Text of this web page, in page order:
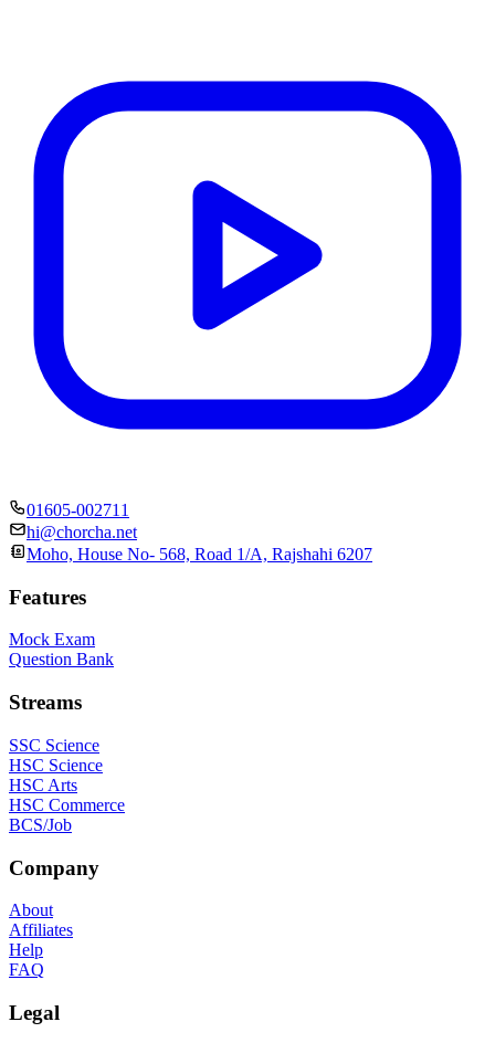
01605-002711
hi@chorcha.net
Moho, House No- 568, Road 1/A, Rajshahi 6207
Features
Mock Exam
Question Bank
Streams
SSC Science
HSC Science
HSC Arts
HSC Commerce
BCS/Job
Company
About
Affiliates
Help
FAQ
Legal